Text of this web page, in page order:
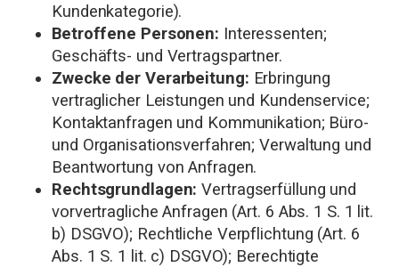
Kundenkategorie).
Betroffene Personen: Interessenten;
Geschäfts- und Vertragspartner.
Zwecke der Verarbeitung: Erbringung
vertraglicher Leistungen und Kundenservice;
Kontaktanfragen und Kommunikation; Büro-
und Organisationsverfahren; Verwaltung und
Beantwortung von Anfragen.
Rechtsgrundlagen: Vertragserfüllung und
vorvertragliche Anfragen (Art. 6 Abs. 1 S. 1 lit.
b) DSGVO); Rechtliche Verpflichtung (Art. 6
Abs. 1 S. 1 lit. c) DSGVO); Berechtigte